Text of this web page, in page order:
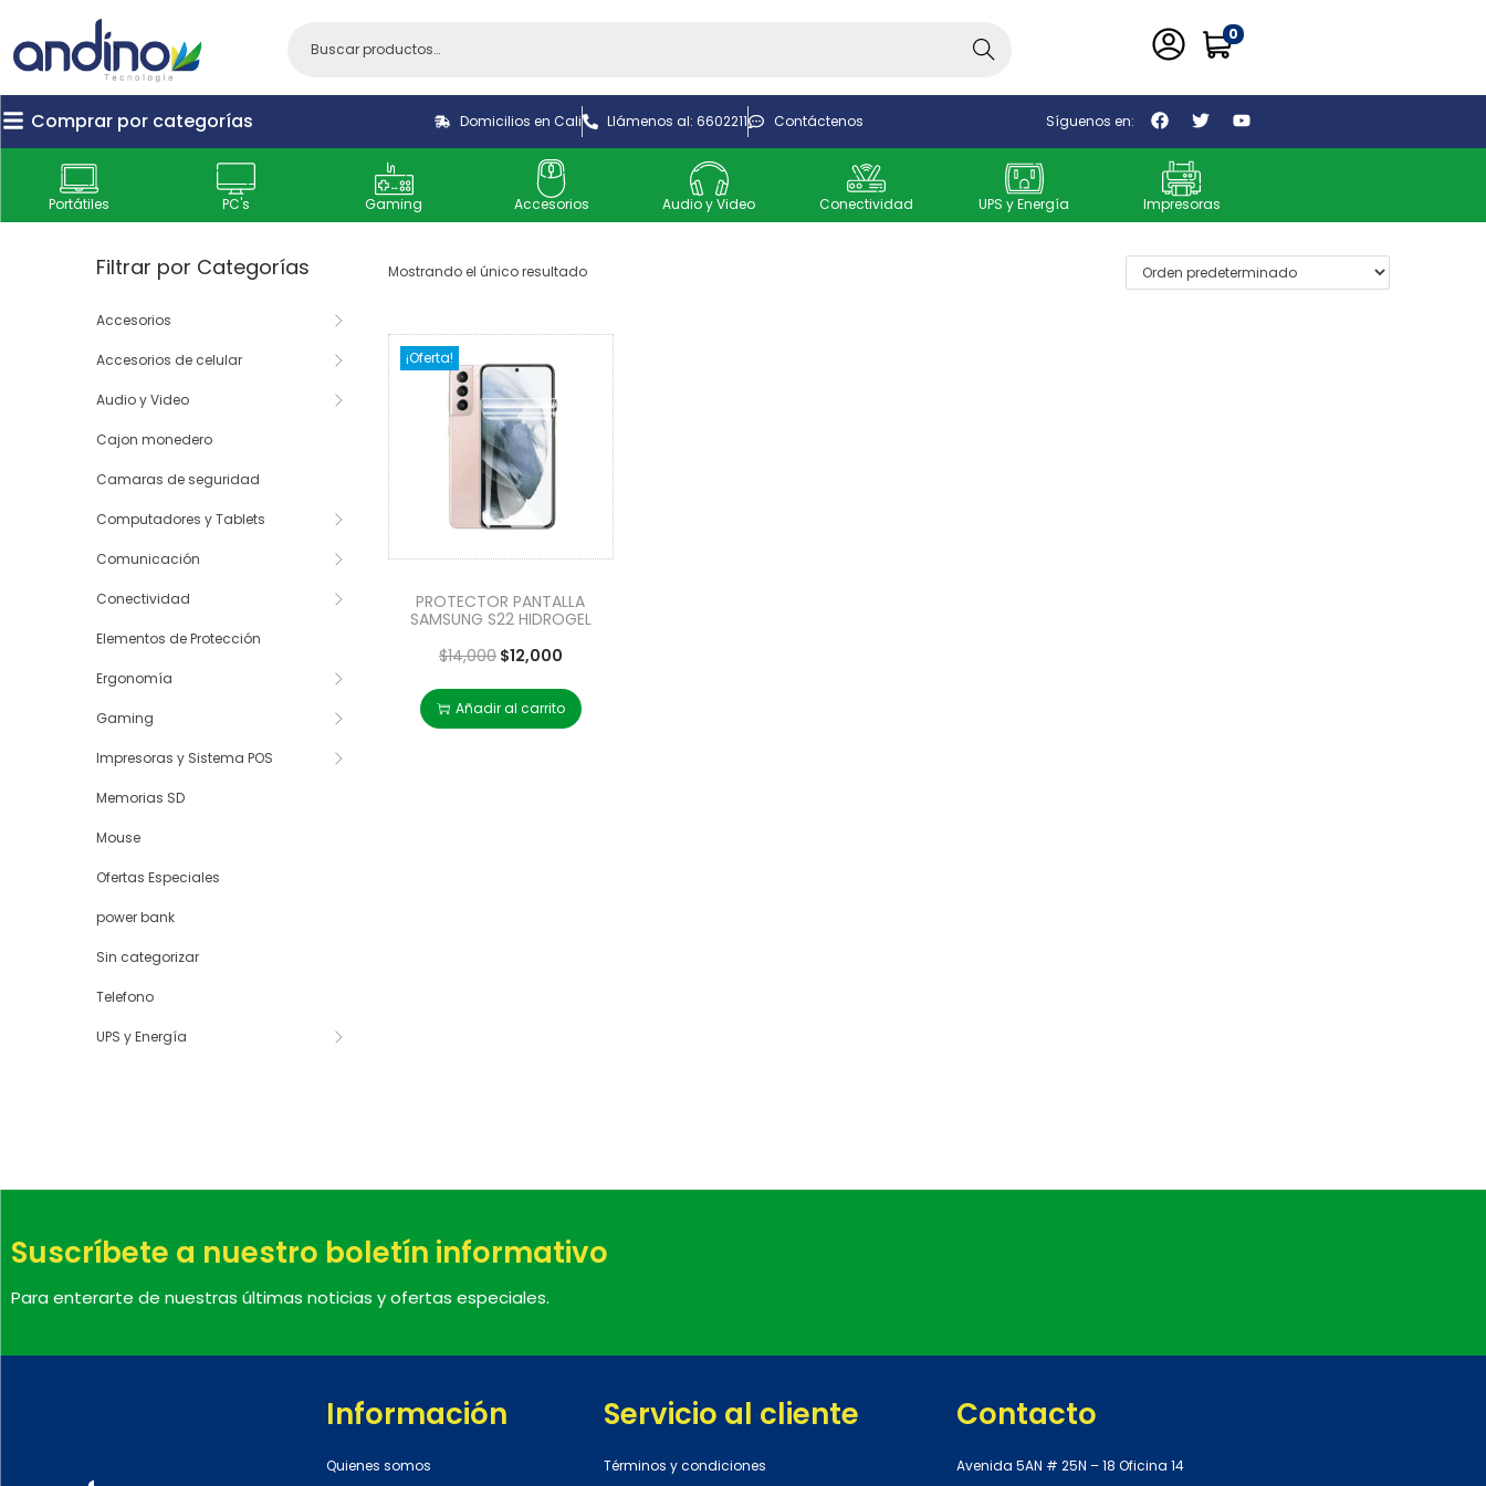
Buscar
0
Comprar por categorías Domicilios en Cali Llámenos al: 6602211 Contáctenos Síguenos en:
Portátiles PC's Gaming Accesorios Audio y Video Conectividad UPS y Energía Impresoras
Mostrando el único resultado
¡Oferta!
PROTECTOR PANTALLA
SAMSUNG S22 HIDROGEL
$14,000 $12,000
Añadir al carrito
Filtrar por Categorías
Accesorios
Accesorios de celular
Audio y Video
Cajon monedero
Camaras de seguridad
Computadores y Tablets
Comunicación
Conectividad
Elementos de Protección
Ergonomía
Gaming
Impresoras y Sistema POS
Memorias SD
Mouse
Ofertas Especiales
power bank
Sin categorizar
Telefono
UPS y Energía
Suscríbete a nuestro boletín informativo
Para enterarte de nuestras últimas noticias y ofertas especiales.
Información
Quienes somos
Servicio al cliente
Términos y condiciones
Contacto
Avenida 5AN # 25N – 18 Oficina 14